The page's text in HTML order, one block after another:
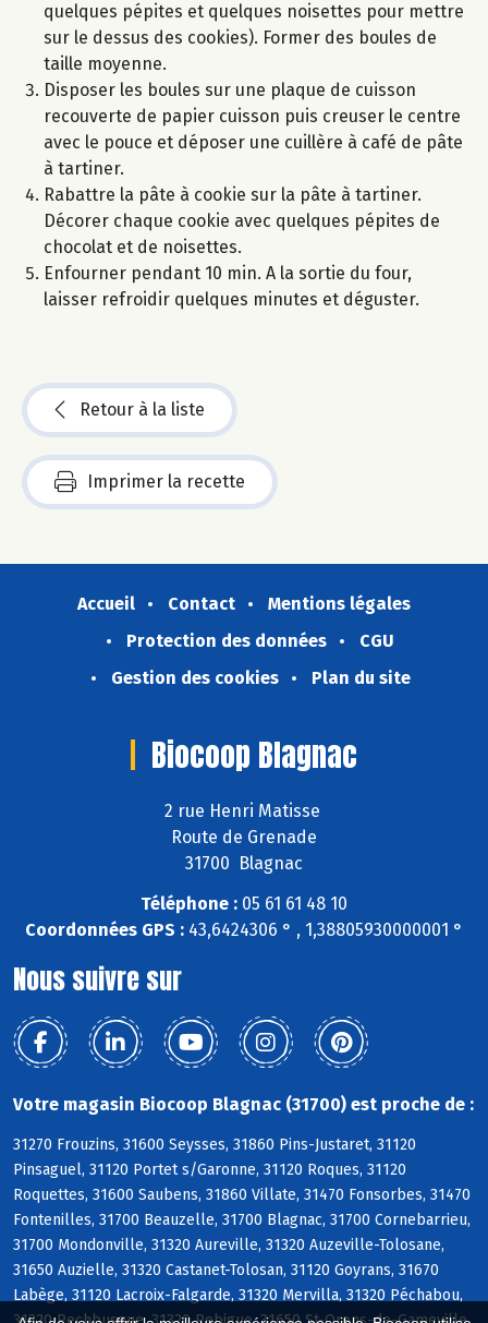
quelques pépites et quelques noisettes pour mettre
sur le dessus des cookies). Former des boules de
taille moyenne.
Disposer les boules sur une plaque de cuisson
recouverte de papier cuisson puis creuser le centre
avec le pouce et déposer une cuillère à café de pâte
à tartiner.
Rabattre la pâte à cookie sur la pâte à tartiner.
Décorer chaque cookie avec quelques pépites de
chocolat et de noisettes.
Enfourner pendant 10 min. A la sortie du four,
laisser refroidir quelques minutes et déguster.
Retour à la liste
Imprimer la recette
Accueil Contact
Mentions légales
Protection des données
CGU
Gestion des cookies
Plan du site
Biocoop Blagnac
2 rue Henri Matisse
Route de Grenade
31700 Blagnac
Téléphone : 05 61 61 48 10
Coordonnées GPS : 43,6424306 ° , 1,38805930000001 °
Nous suivre sur
Votre magasin Biocoop Blagnac (31700) est proche de :
31270 Frouzins, 31600 Seysses, 31860 Pins-Justaret, 31120
Pinsaguel, 31120 Portet s/Garonne, 31120 Roques, 31120
Roquettes, 31600 Saubens, 31860 Villate, 31470 Fonsorbes, 31470
Fontenilles, 31700 Beauzelle, 31700 Blagnac, 31700 Cornebarrieu,
31700 Mondonville, 31320 Aureville, 31320 Auzeville-Tolosane,
31650 Auzielle, 31320 Castanet-Tolosan, 31120 Goyrans, 31670
Labège, 31120 Lacroix-Falgarde, 31320 Mervilla, 31320 Péchabou,